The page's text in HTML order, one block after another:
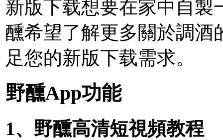
新版下载想要在家中自製
醺希望了解更多關於調酒
足您的新版下载需求。
野醺App功能
1、野醺高清短視頻教程